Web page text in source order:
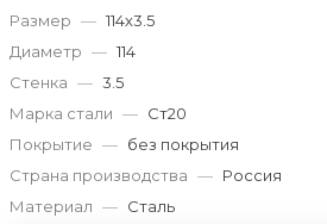
Размер — 114х3.5
Диаметр — 114
Стенка — 3.5
Марка стали — Ст20
Покрытие — без покрытия
Страна производства — Россия
Материал — Сталь